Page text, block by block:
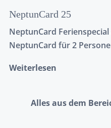
NeptunCard 25
NeptunCard Ferienspecial
NeptunCard für 2
Weiterlesen
Alles aus dem